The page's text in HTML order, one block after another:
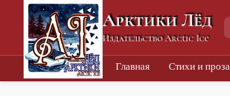
Арктики Лёд
Издательство Arctic Ice
Главная Стихи и проза